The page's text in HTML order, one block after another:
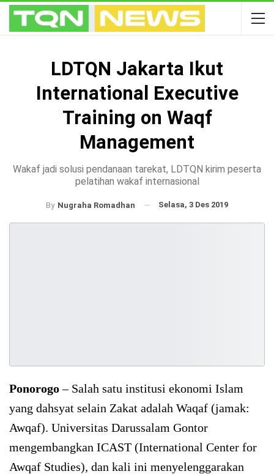
LDTQN Jakarta Ikut
International Executive
Training on Waqf
Management
Wakaf jadi solusi pendanaan tarekat, LDTQN kirim peserta
pelatihan wakaf internasional
By Nugraha Romadhan Selasa, 3 Des 2019
Ponorogo– Salah satu institusi ekonomi Islam
yang dahsyat selain Zakat adalah Waqaf (jamak:
Awqaf). Universitas Darussalam Gontor
mengembangkan ICAST (International Center for
Awqaf Studies), dan kali ini menyelenggarakan